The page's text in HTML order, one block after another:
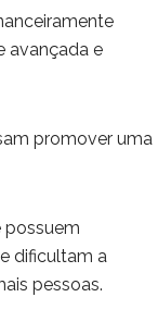
avançada e
promover uma
possuem
dificultam a
pessoas.